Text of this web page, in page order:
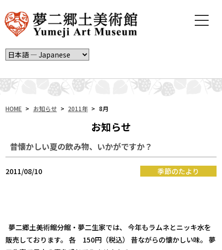
t
n
o
n
HOME > お知らせ > 2011年 > 8月
お知らせ
昔懐かしい夏の飲み物、いかがですか？
2011/08/10 季節のたより
夢二郷土美術館分館・夢二生家では、 今年もラムネとニッキ水を
販売しております。 各 150円（税込） 昔ながらの懐かしい味。 夢